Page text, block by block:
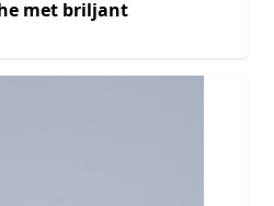
met briljant